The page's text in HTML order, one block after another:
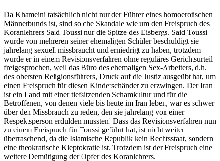
Da Khameini tatsächlich nicht nur der Führer eines homoerotischen
Männerbunds ist, sind solche Skandale wie um den Freispruch des
Koranlehrers Said Toussi nur die Spitze des Eisbergs. Said Toussi
wurde von mehreren seiner ehemaligen Schüler beschuldigt sie
jahrelang sexuell missbraucht und erniedrigt zu haben, trotzdem
wurde er in einem Revisionsverfahren ohne reguläres Gerichtsurteil
freigesprochen, weil das Büro des ehemaligen Sex-Arbeiters, d.h.
des obersten Religionsführers, Druck auf die Justiz ausgeübt hat, um
einen Freispruch für diesen Kinderschänder zu erzwingen. Der Iran
ist ein Land mit einer tiefsitzenden Schamkultur und für die
Betroffenen, von denen viele bis heute im Iran leben, war es schwer
über den Missbrauch zu reden, den sie jahrelang von einer
Respektsperson erdulden mussten! Dass das Revisionsverfahren nun
zu einem Freispruch für Toussi geführt hat, ist nicht weiter
überraschend, da die Islamische Republik kein Rechtsstaat, sondern
eine theokratische Kleptokratie ist. Trotzdem ist der Freispruch eine
weitere Demütigung der Opfer des Koranlehrers.